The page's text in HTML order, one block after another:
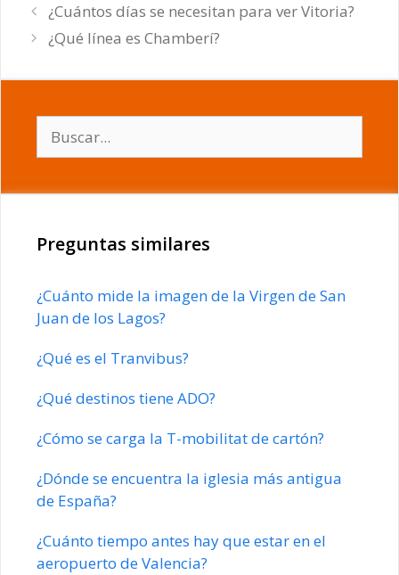
¿Cuántos días se necesitan para ver Vitoria?
¿Qué línea es Chamberí?
Preguntas similares
¿Cuánto mide la imagen de la Virgen de San
Juan de los Lagos?
¿Qué es el Tranvibus?
¿Qué destinos tiene ADO?
¿Cómo se carga la T-mobilitat de cartón?
¿Dónde se encuentra la iglesia más antigua
de España?
¿Cuánto tiempo antes hay que estar en el
aeropuerto de Valencia?